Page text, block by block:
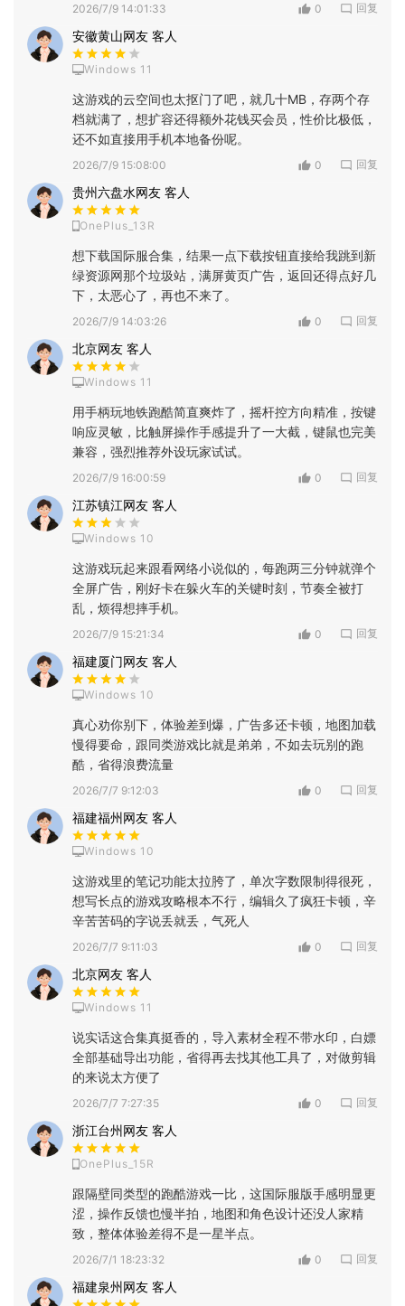
2026/7/9 14:01:33 0 回复
安徽黄山网友 客人
Windows 11
这游戏的云空间也太抠门了吧，就几十MB，存两个存
档就满了，想扩容还得额外花钱买会员，性价比极低，
还不如直接用手机本地备份呢。
2026/7/9 15:08:00 0 回复
贵州六盘水网友 客人
OnePlus_13R
想下载国际服合集，结果一点下载按钮直接给我跳到新
绿资源网那个垃圾站，满屏黄页广告，返回还得点好几
下，太恶心了，再也不来了。
2026/7/9 14:03:26 0 回复
北京网友 客人
Windows 11
用手柄玩地铁跑酷简直爽炸了，摇杆控方向精准，按键
响应灵敏，比触屏操作手感提升了一大截，键鼠也完美
兼容，强烈推荐外设玩家试试。
2026/7/9 16:00:59 0 回复
江苏镇江网友 客人
Windows 10
这游戏玩起来跟看网络小说似的，每跑两三分钟就弹个
全屏广告，刚好卡在躲火车的关键时刻，节奏全被打
乱，烦得想摔手机。
2026/7/9 15:21:34 0 回复
福建厦门网友 客人
Windows 10
真心劝你别下，体验差到爆，广告多还卡顿，地图加载
慢得要命，跟同类游戏比就是弟弟，不如去玩别的跑
酷，省得浪费流量
2026/7/7 9:12:03 0 回复
福建福州网友 客人
Windows 10
这游戏里的笔记功能太拉胯了，单次字数限制得很死，
想写长点的游戏攻略根本不行，编辑久了疯狂卡顿，辛
辛苦苦码的字说丢就丢，气死人
2026/7/7 9:11:03 0 回复
北京网友 客人
Windows 11
说实话这合集真挺香的，导入素材全程不带水印，白嫖
全部基础导出功能，省得再去找其他工具了，对做剪辑
的来说太方便了
2026/7/7 7:27:35 0 回复
浙江台州网友 客人
OnePlus_15R
跟隔壁同类型的跑酷游戏一比，这国际服版手感明显更
涩，操作反馈也慢半拍，地图和角色设计还没人家精
致，整体体验差得不是一星半点。
2026/7/1 18:23:32 0 回复
福建泉州网友 客人